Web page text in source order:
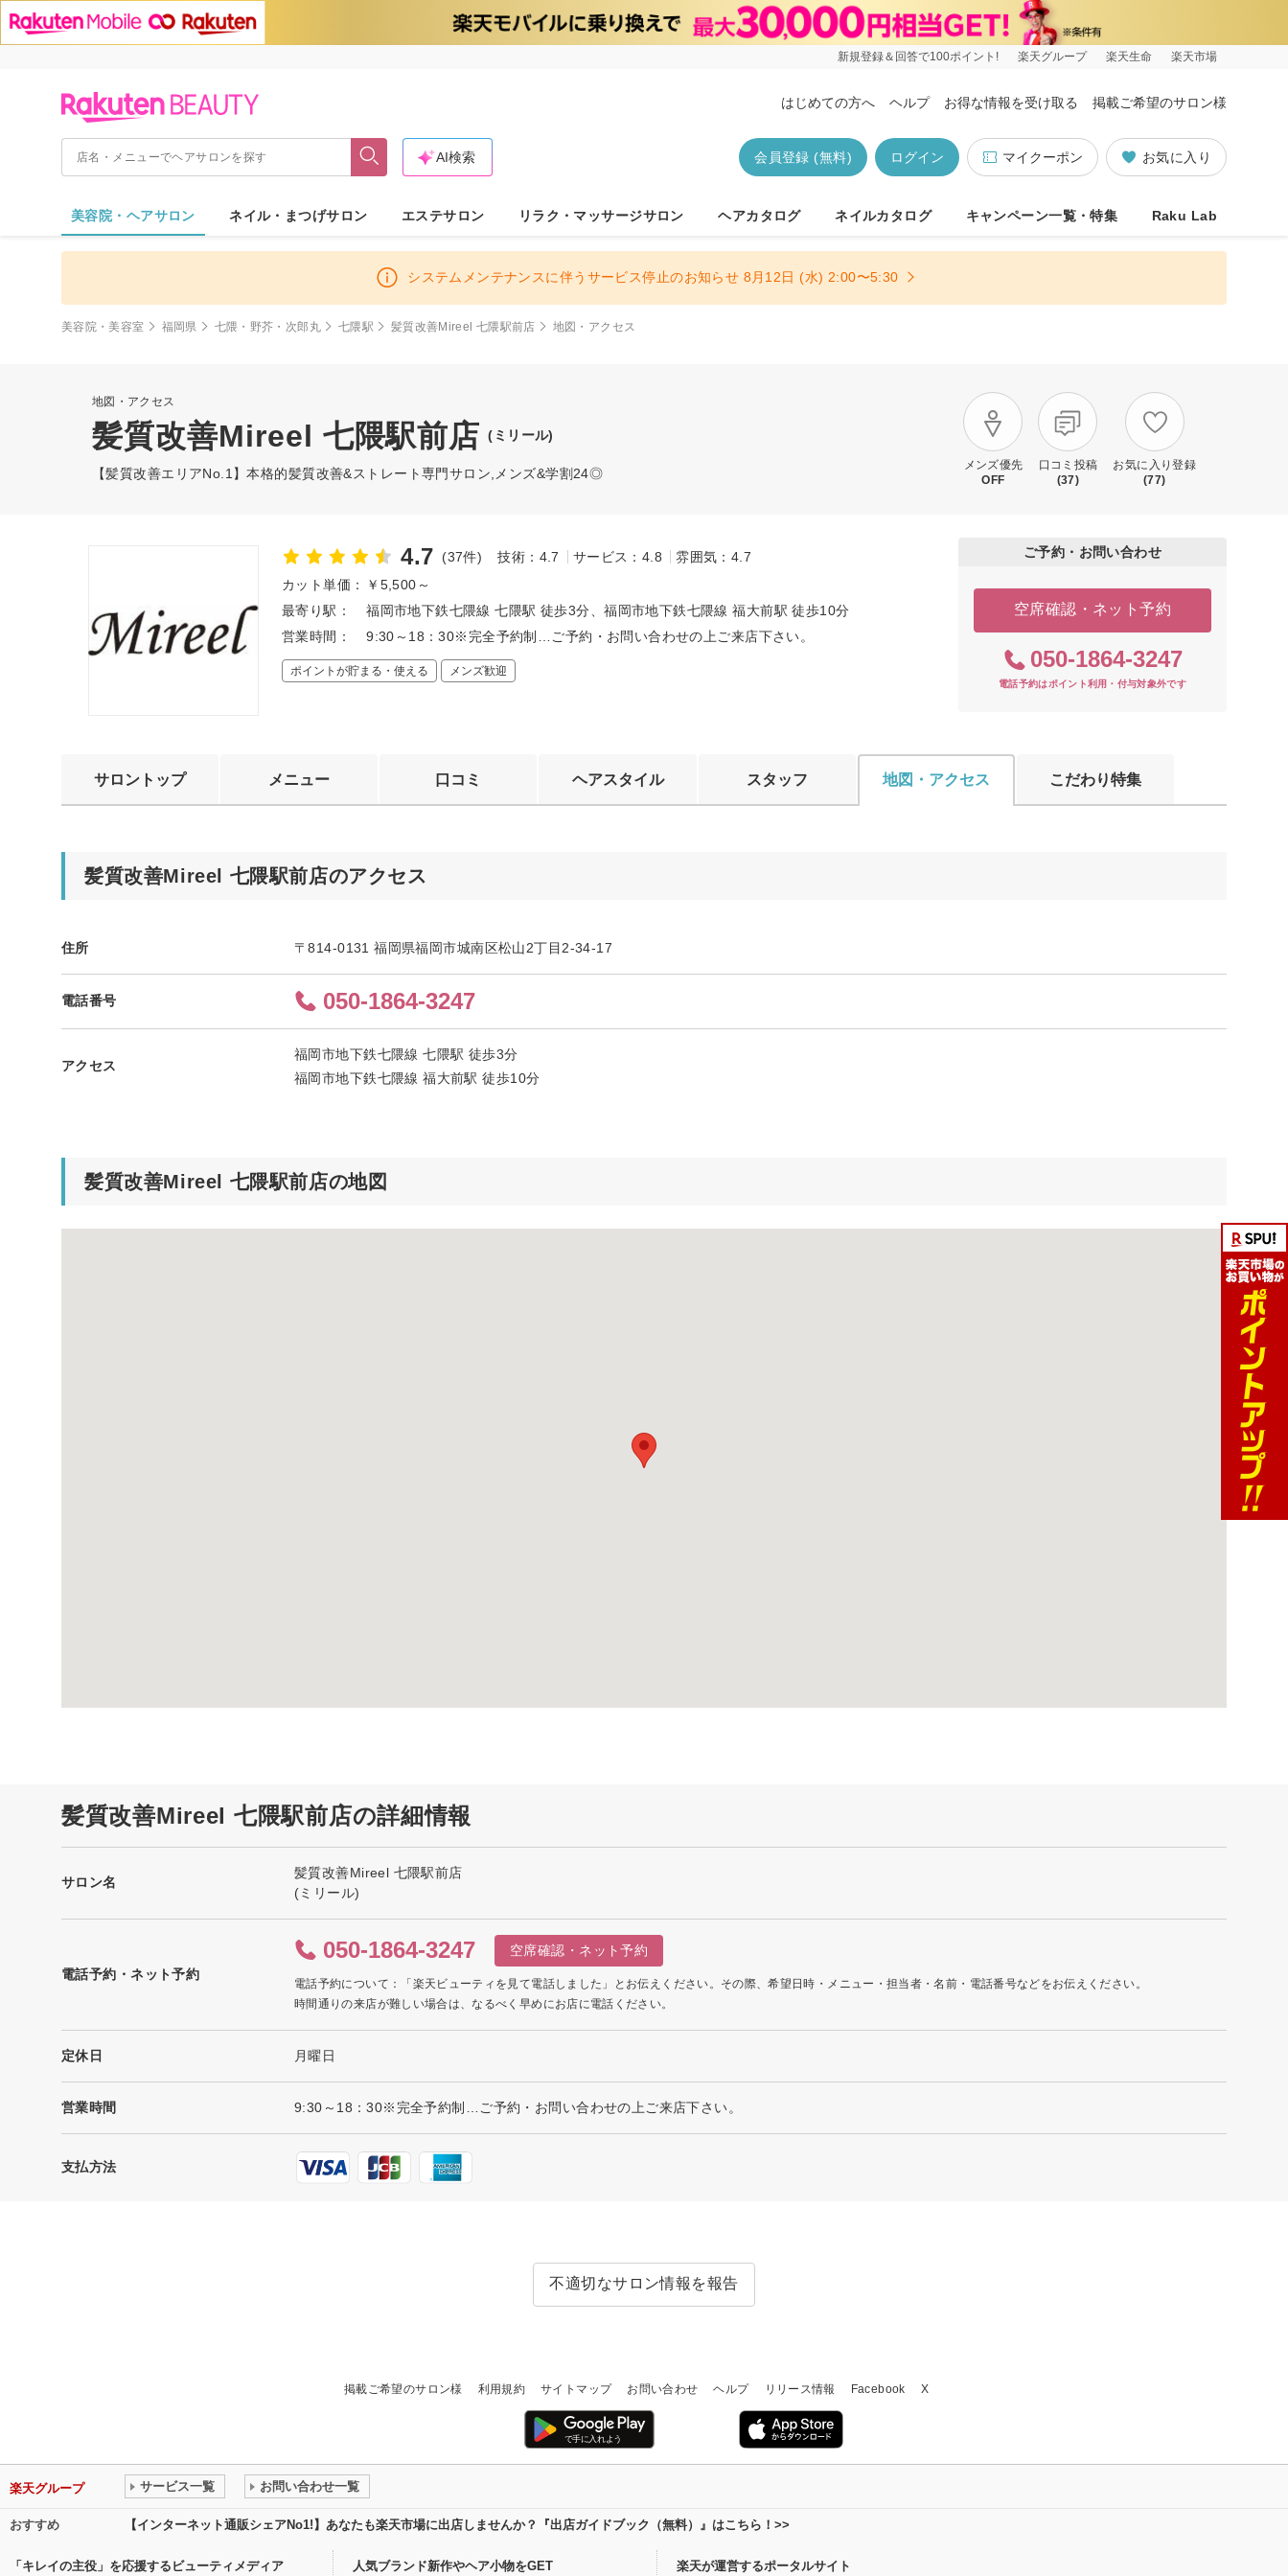
新規登録＆回答で100ポイント! 楽天グループ 楽天生命 楽天市場
はじめての方へ ヘルプ お得な情報を受け取る 掲載ご希望のサロン様
お気に入り
マイクーポン
ログイン
会員登録 (無料)
AI検索
美容院・ヘアサロン ネイル・まつげサロン エステサロン リラク・マッサージサロン ヘアカタログ ネイルカタログ キャンペーン一覧・特集 Raku Lab
システムメンテナンスに伴うサービス停止のお知らせ 8月12日 (水) 2:00〜5:30
美容院・美容室 福岡県 七隈・野芥・次郎丸 七隈駅 髪質改善Mireel 七隈駅前店 地図・アクセス
地図・アクセス
髪質改善Mireel 七隈駅前店 (ミリール)
【髪質改善エリアNo.1】本格的髪質改善&ストレート専門サロン,メンズ&学割24◎
メンズ優先
OFF
口コミ投稿
(37)
お気に入り登録
(77)
4.7 (37件) 技術：4.7 サービス：4.8
雰囲気：4.7
カット単価：
￥5,500～
最寄り駅：
福岡市地下鉄七隈線 七隈駅 徒歩3分、福岡市地下鉄七隈線 福大前駅 徒歩10分
営業時間：
9:30～18：30※完全予約制…ご予約・お問い合わせの上ご来店下さい。
ポイントが貯まる・使える メンズ歓迎
ご予約・お問い合わせ
空席確認・ネット予約
050-1864-3247
電話予約はポイント利用・付与対象外です
サロントップ メニュー 口コミ ヘアスタイル スタッフ 地図・アクセス こだわり特集
髪質改善Mireel 七隈駅前店のアクセス
住所 〒814-0131 福岡県福岡市城南区松山2丁目2-34-17
電話番号 050-1864-3247
アクセス
福岡市地下鉄七隈線 七隈駅 徒歩3分
福岡市地下鉄七隈線 福大前駅 徒歩10分
髪質改善Mireel 七隈駅前店の地図
髪質改善Mireel 七隈駅前店の詳細情報
サロン名
髪質改善Mireel 七隈駅前店
(ミリール)
電話予約・ネット予約
050-1864-3247 空席確認・ネット予約
電話予約について：「楽天ビューティを見て電話しました」とお伝えください。その際、希望日時・メニュー・担当者・名前・電話番号などをお伝えください。
時間通りの来店が難しい場合は、なるべく早めにお店に電話ください。
定休日 月曜日
営業時間 9:30～18：30※完全予約制…ご予約・お問い合わせの上ご来店下さい。
支払方法
不適切なサロン情報を報告
掲載ご希望のサロン様 利用規約 サイトマップ お問い合わせ ヘルプ リリース情報 Facebook X
楽天グループ サービス一覧 お問い合わせ一覧
おすすめ 【インターネット通販シェアNo1!】あなたも楽天市場に出店しませんか？『出店ガイドブック（無料）』はこちら！>>
「キレイの主役」を応援するビューティメディア 人気ブランド新作やヘア小物をGET 楽天が運営するポータルサイト